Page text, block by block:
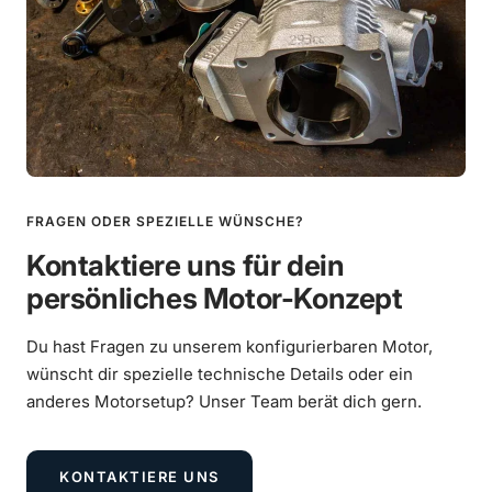
Mehr erfahren
€39,00
Mehr erfahren
€9,90
Reifen Heidenau K80 SR 130/70-10 62M TL
Mehr erfahren
€67,90
FRAGEN ODER SPEZIELLE WÜNSCHE?
Kontaktiere uns für dein
persönliches Motor-Konzept
Du hast Fragen zu unserem konfigurierbaren Motor,
wünscht dir spezielle technische Details oder ein
anderes Motorsetup? Unser Team berät dich gern.
KONTAKTIERE UNS